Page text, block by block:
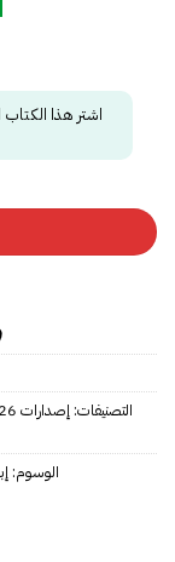
اشتر هذا
التصنيفات: إصدارات 2026
الوسوم: